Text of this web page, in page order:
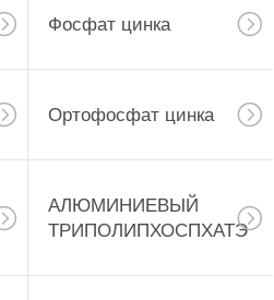
Фосфат цинка
Ортофосфат цинка
АЛЮМИНИЕВЫЙ
ТРИПОЛИПХОСПХАТЭ